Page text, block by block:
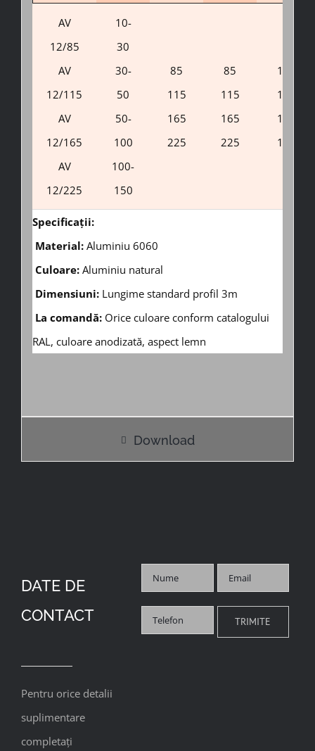
AV
12/85
AV
12/115
AV
12/165
AV
12/225
10-
30
30-
50
50-
100
100-
150
85
115
165
225
85
115
165
225
10
10
10
10
Specificații:
Material: Aluminiu 6060
Culoare: Aluminiu natural
Dimensiuni: Lungime standard profil 3m
La comandă: Orice culoare conform catalogului
RAL, culoare anodizată, aspect lemn
Download
DATE DE
CONTACT
Pentru orice detalii
suplimentare
completați